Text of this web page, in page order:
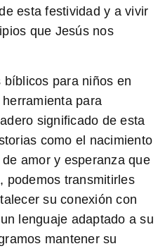
esta festividad y a vivir
que Jesús nos
bíblicos para niños en
para
significado de esta
como el nacimiento
amor y esperanza que
podemos transmitirles
su conexión con
lenguaje adaptado a su
mantener su